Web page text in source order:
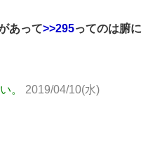
あって>>295ってのは腑に
。
2019/04/10(水)